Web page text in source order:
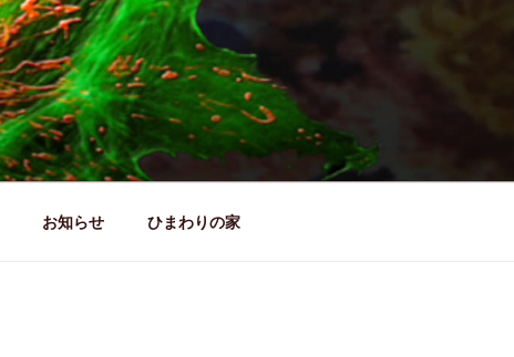
お知らせ ひまわりの家